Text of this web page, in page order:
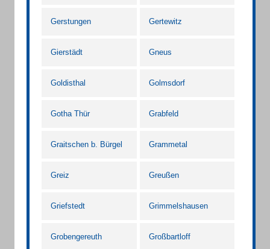
Gerstungen Gertewitz
Gierstädt Gneus
Goldisthal Golmsdorf
Gotha Thür Grabfeld
Graitschen b. Bürgel Grammetal
Greiz Greußen
Griefstedt Grimmelshausen
Grobengereuth Großbartloff